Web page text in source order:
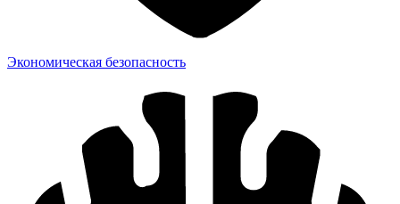
Экономическая безопасность